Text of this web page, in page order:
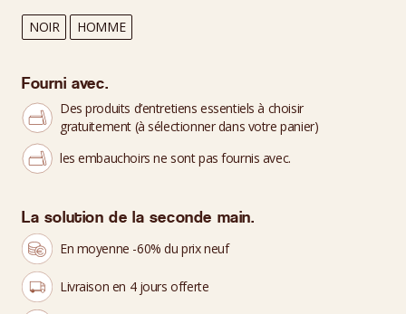
NOIR HOMME
Fourni avec.
Des produits d’entretiens essentiels à choisir
gratuitement (à sélectionner dans votre panier)
les embauchoirs ne sont pas fournis avec.
La solution de la seconde main.
En moyenne -60% du prix neuf
Livraison en 4 jours offerte